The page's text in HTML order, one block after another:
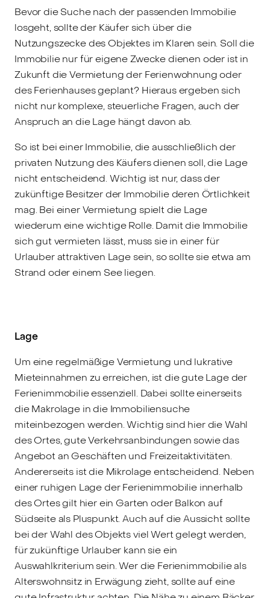
Bevor die Suche nach der passenden Immobilie
losgeht, sollte der Käufer sich über die
Nutzungszecke des Objektes im Klaren sein. Soll die
Immobilie nur für eigene Zwecke dienen oder ist in
Zukunft die Vermietung der Ferienwohnung oder
des Ferienhauses geplant? Hieraus ergeben sich
nicht nur komplexe, steuerliche Fragen, auch der
Anspruch an die Lage hängt davon ab.
So ist bei einer Immobilie, die ausschließlich der
privaten Nutzung des Käufers dienen soll, die Lage
nicht entscheidend. Wichtig ist nur, dass der
zukünftige Besitzer der Immobilie deren Örtlichkeit
mag. Bei einer Vermietung spielt die Lage
wiederum eine wichtige Rolle. Damit die Immobilie
sich gut vermieten lässt, muss sie in einer für
Urlauber attraktiven Lage sein, so sollte sie etwa am
Strand oder einem See liegen.
Lage
Um eine regelmäßige Vermietung und lukrative
Mieteinnahmen zu erreichen, ist die gute Lage der
Ferienimmobilie essenziell. Dabei sollte einerseits
die Makrolage in die Immobiliensuche
miteinbezogen werden. Wichtig sind hier die Wahl
des Ortes, gute Verkehrsanbindungen sowie das
Angebot an Geschäften und Freizeitaktivitäten.
Andererseits ist die Mikrolage entscheidend. Neben
einer ruhigen Lage der Ferienimmobilie innerhalb
des Ortes gilt hier ein Garten oder Balkon auf
Südseite als Pluspunkt. Auch auf die Aussicht sollte
bei der Wahl des Objekts viel Wert gelegt werden,
für zukünftige Urlauber kann sie ein
Auswahlkriterium sein. Wer die Ferienimmobilie als
Alterswohnsitz in Erwägung zieht, sollte auf eine